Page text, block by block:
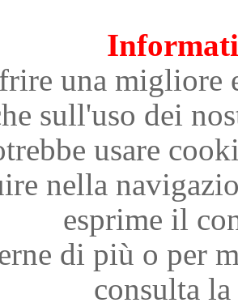
una migliore
sull'uso dei
usare
nella
esprime il
di più o per
consulta